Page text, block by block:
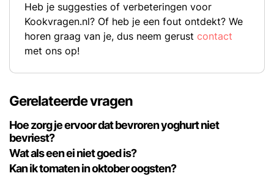
Heb je suggesties of verbeteringen voor
Kookvragen.nl? Of heb je een fout ontdekt? We
horen graag van je, dus neem gerust contact
met ons op!
Gerelateerde vragen
Hoe zorg je ervoor dat bevroren yoghurt niet
bevriest?
Wat als een ei niet goed is?
Kan ik tomaten in oktober oogsten?